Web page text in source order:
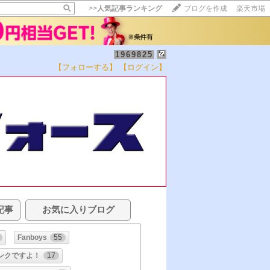
>>人気記事ランキング ブログを作成 楽天市場
1969825
【フォローする】 【ログイン】
事 お気に入りブログ
Fanboys 55
クですよ！ 17